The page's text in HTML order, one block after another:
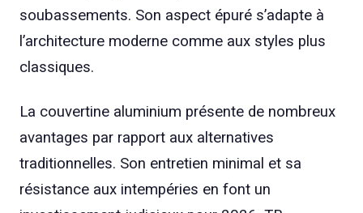
soubassements. Son aspect épuré s’adapte à
l’architecture moderne comme aux styles plus
classiques.
La couvertine aluminium présente de nombreux
avantages par rapport aux alternatives
traditionnelles. Son entretien minimal et sa
résistance aux intempéries en font un